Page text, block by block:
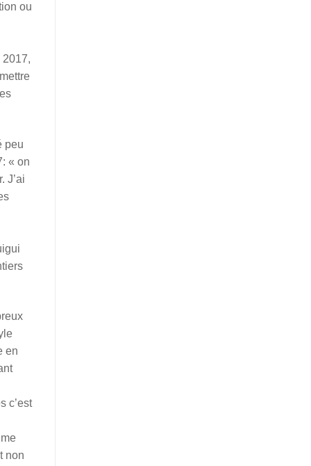
ou
peu
« on
J’ai
en
c’est
non